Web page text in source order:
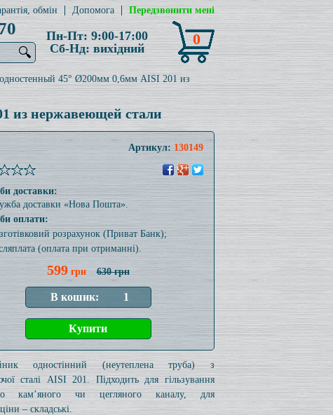
обмін Допомога Передзвонити мені
🔍
Пн-Пт: 9:00-17:00
Сб-Нд: вихідний
0
45° Ø200мм 0,6мм AISI 201 из
из нержавеющей стали
Артикул:130149
доставки:
доставки «Нова Пошта».
оплати:
розрахунок (Приват Банк);
(оплата при отриманні).
599грн 630 грн
одностінний (неутеплена труба) з
сталі AISI 201. Підходить для гільзування
кам’яного чи цегляного каналу, для
– складські.